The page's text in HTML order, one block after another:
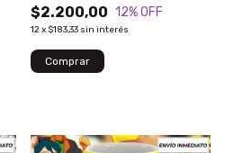
$2.200,00 12% OFF
12x $183,33 sin interés